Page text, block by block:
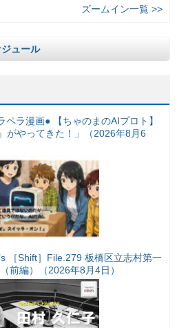
ズームイン一覧 >>
ュール
ペラ漫画● 【ちゃのまのAIプロト】
がやってきた！」（2026年8月6
［Shift］File.279 板橋区立志村第一
前編）（2026年8月4日）